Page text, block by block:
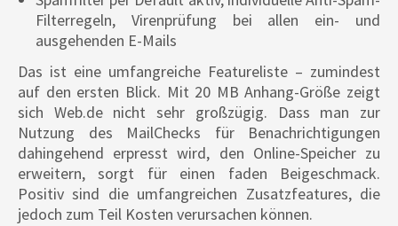
Filterregeln, Virenprüfung bei allen ein- und
ausgehenden E-Mails
Das ist eine umfangreiche Featureliste – zumindest
auf den ersten Blick. Mit 20 MB Anhang-Größe zeigt
sich Web.de nicht sehr großzügig. Dass man zur
Nutzung des MailChecks für Benachrichtigungen
dahingehend erpresst wird, den Online-Speicher zu
erweitern, sorgt für einen faden Beigeschmack.
Positiv sind die umfangreichen Zusatzfeatures, die
jedoch zum Teil Kosten verursachen können.